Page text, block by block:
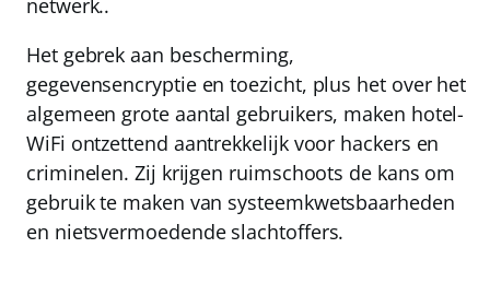
netwerk..
Het gebrek aan bescherming,
gegevensencryptie en toezicht, plus het over het
algemeen grote aantal gebruikers, maken hotel-
WiFi ontzettend aantrekkelijk voor hackers en
criminelen. Zij krijgen ruimschoots de kans om
gebruik te maken van systeemkwetsbaarheden
en nietsvermoedende slachtoffers.